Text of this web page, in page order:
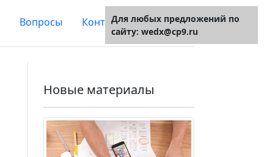
Вопросы Контакты О сайте
Новые материалы
Для любых предложений по
сайту: wedx@cp9.ru